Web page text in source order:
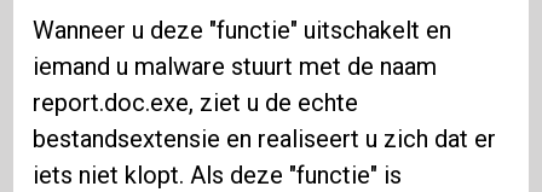
Wanneer u deze "functie" uitschakelt en
iemand u malware stuurt met de naam
report.doc.exe, ziet u de echte
bestandsextensie en realiseert u zich dat er
iets niet klopt. Als deze "functie" is